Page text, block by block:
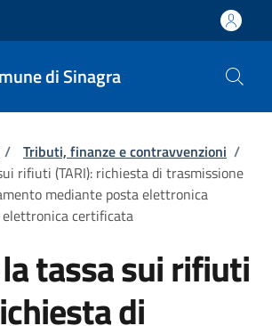
di Sinagra
pane
/ Tributi, finanze e contravvenzioni /
rifiuti (TARI): richiesta di trasmissione
mediante posta elettronica
certificata
tassa sui rifiuti
di